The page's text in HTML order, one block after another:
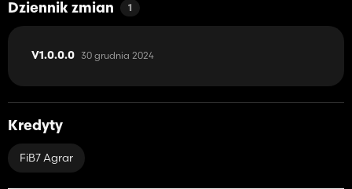
Dziennik zmian 1
V1.0.0.0 30 grudnia 2024
Kredyty
FiB7 Agrar